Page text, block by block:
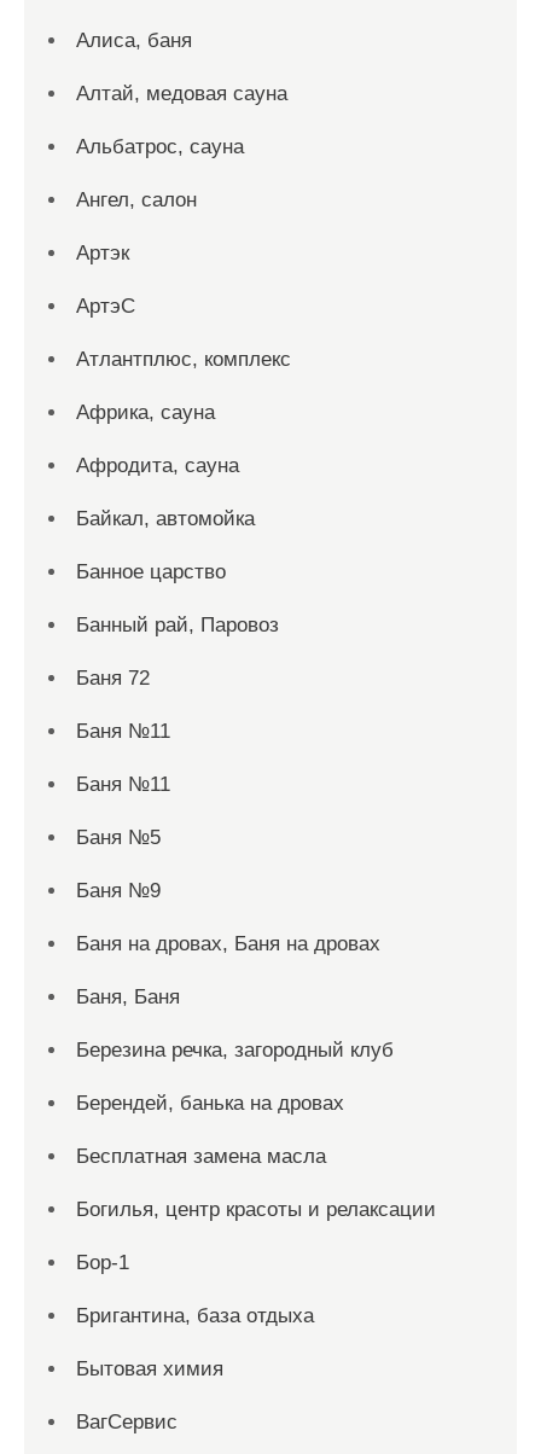
Алиса, баня
Алтай, медовая сауна
Альбатрос, сауна
Ангел, салон
Артэк
АртэС
Атлантплюс, комплекс
Африка, сауна
Афродита, сауна
Байкал, автомойка
Банное царство
Банный рай, Паровоз
Баня 72
Баня №11
Баня №11
Баня №5
Баня №9
Баня на дровах, Баня на дровах
Баня, Баня
Березина речка, загородный клуб
Берендей, банька на дровах
Бесплатная замена масла
Богилья, центр красоты и релаксации
Бор-1
Бригантина, база отдыха
Бытовая химия
ВагСервис